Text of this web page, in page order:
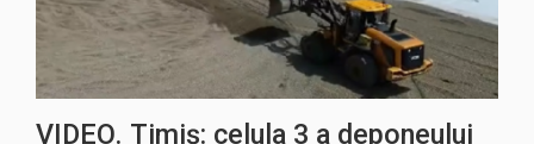
VIDEO. Timiș: celula 3 a deponeului